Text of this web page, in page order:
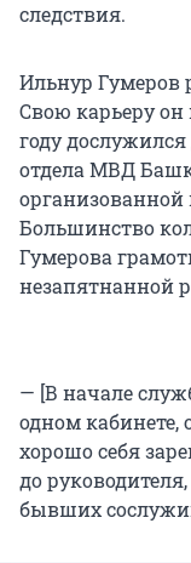
следствия.
Ильнур Гумеров
Свою карьеру он
году
отдела МВД
организованной
Большинство
Гумерова
незапятнанной
— [В начале
одном кабинете,
хорошо себя
до
бывших